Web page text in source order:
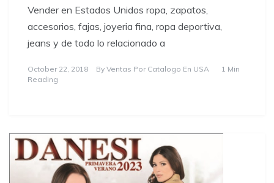
Vender en Estados Unidos ropa, zapatos,
accesorios, fajas, joyeria fina, ropa deportiva,
jeans y de todo lo relacionado a
October 22, 2018 By Ventas Por Catalogo En USA
1 Min
Reading